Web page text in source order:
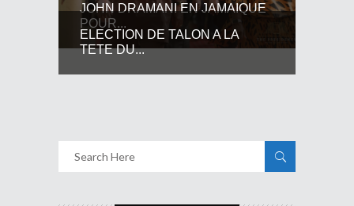
JOHN DRAMANI EN JAMAIQUE
POUR...
ELECTION DE TALON A LA
TETE DU...